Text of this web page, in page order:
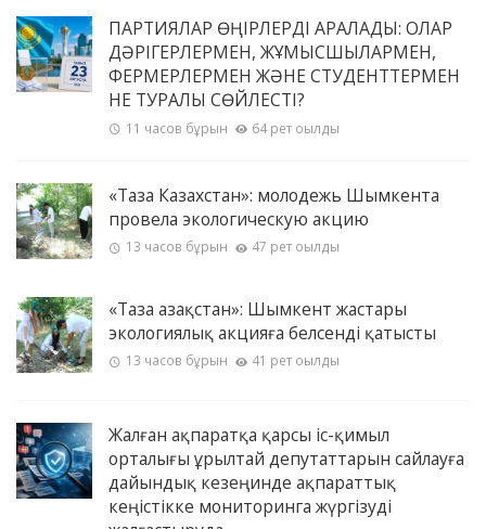
ПАРТИЯЛАР ӨҢІРЛЕРДІ АРАЛАДЫ: ОЛАР
ДӘРІГЕРЛЕРМЕН, ЖҰМЫСШЫЛАРМЕН,
ФЕРМЕРЛЕРМЕН ЖӘНЕ СТУДЕНТТЕРМЕН
НЕ ТУРАЛЫ СӨЙЛЕСТІ?
11 часов бұрын 64 рет оқылды
«Таза Казахстан»: молодежь Шымкента
провела экологическую акцию
13 часов бұрын 47 рет оқылды
«Таза Қазақстан»: Шымкент жастары
экологиялық акцияға белсенді қатысты
13 часов бұрын 41 рет оқылды
Жалған ақпаратқа қарсы іс-қимыл
орталығы Құрылтай депутаттарын сайлауға
дайындық кезеңинде ақпараттық
кеңістікке мониторинга жүргізуді